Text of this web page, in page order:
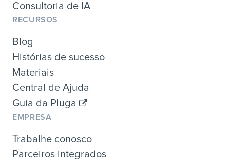
Consultoria de IA
RECURSOS
Blog
Histórias de sucesso
Materiais
Central de Ajuda
Guia da Pluga
EMPRESA
Trabalhe conosco
Parceiros integrados